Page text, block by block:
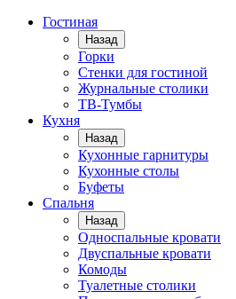
Гостиная
Назад
Горки
Стенки для гостиной
Журнальные столики
TВ-Тумбы
Кухня
Назад
Кухонные гарнитуры
Кухонные столы
Буфеты
Спальня
Назад
Односпальные кровати
Двуспальные кровати
Комоды
Туалетные столики